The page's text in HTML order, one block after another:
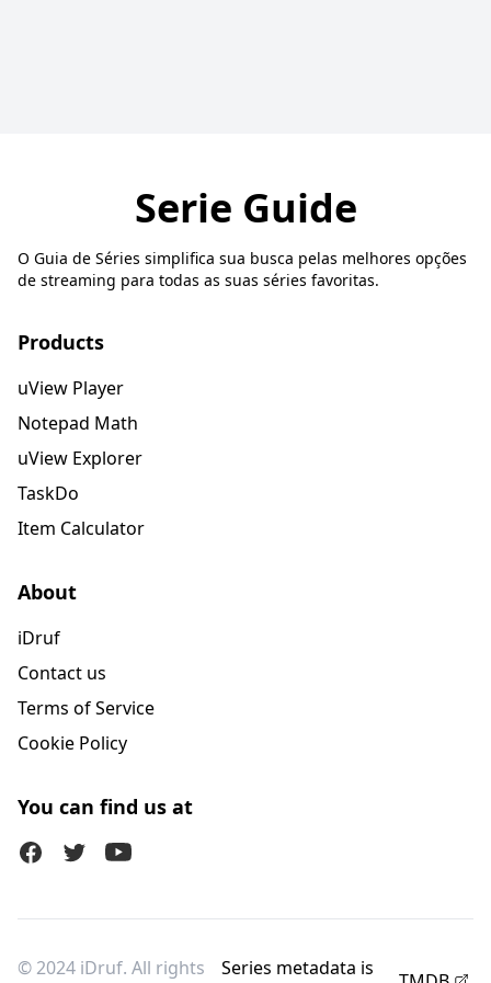
Serie Guide
O Guia de Séries simplifica sua busca pelas melhores opções
de streaming para todas as suas séries favoritas.
Products
uView Player
Notepad Math
uView Explorer
TaskDo
Item Calculator
About
iDruf
Contact us
Terms of Service
Cookie Policy
You can find us at
FacebookTwitter (X)Youtube
© 2024 iDruf. All rights
Series metadata is